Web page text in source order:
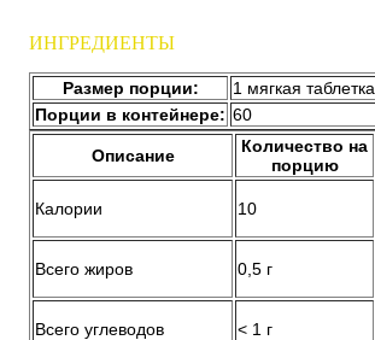
ИНГРЕДИЕНТЫ
Размер порции:
1 мягкая таблетка
Порции в контейнере: 60
Описание
Количество на
порцию
Калории 10
Всего жиров 0,5 г
Всего углеводов < 1 г